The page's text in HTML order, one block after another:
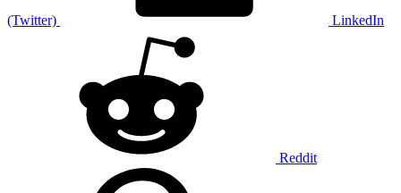
(Twitter) LinkedIn
Reddit